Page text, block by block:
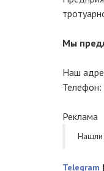
Мы
Наш
Телефон:
Реклама
Нашли
Telegram |